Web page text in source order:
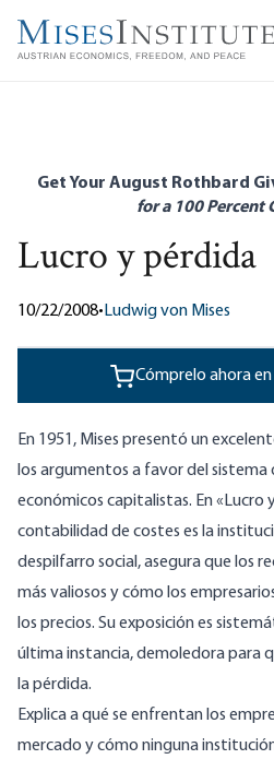
main
Get Your August Rothbard
for a 100 Percent
Lucro y pérdida
10/22/2008•Ludwig von Mises
Cómprelo ahora
En 1951, Mises presentó un
los argumentos a favor del sistema
económicos capitalistas. En «Lucro
contabilidad de costes es la
despilfarro social, asegura que los
más valiosos y cómo los
los precios. Su exposición es
última instancia, demoledora para
la pérdida.
Explica a qué se enfrentan los
mercado y cómo ninguna